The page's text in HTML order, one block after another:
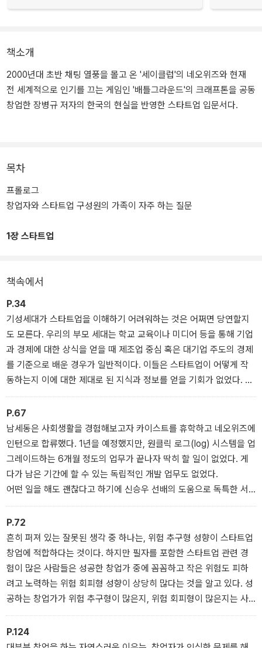
책소개
2000년대 초반 채팅 열풍을 몰고 온 '세이클럽'의 네오위즈와 현재
전 세계적으로 인기를 끄는 게임인 '배틀그라운드'의 크래프톤을 공동
창업한 장병규 저자의 한국의 현실을 반영한 스타트업 입문서다.
금까지 100개 이상의 스타트업에 직·간접적으로 투자했다. 저자가 스
계자를 위해 쓴 책이 바로 <장병규의 스타트업 한국>이다.
목차
프롤로그
창업자와 스타트업 구성원의 가족이 자주 하는 질문
1장 스타트업
책속에서
P.34
기성세대가 스타트업을 이해하기 어려워하는 것은 어쩌면 당연할지
도 모른다. 우리의 부모 세대는 학교 교육이나 미디어 등을 통해 기업
과 경제에 대한 상식을 얻을 때 제조업 중심 혹은 대기업 주도의 경제
를 기준으로 배운 경우가 일반적이다. 이들은 스타트업이 어떻게 작
동하는지 이에 대한 제대로 된 지식과 정보를 얻을 기회가 없었다. 그
렇기에 스타트업에 대한 이야기를 들으면 비상식적으로 느껴지는 것
P.67
남세동은 사회생활을 경험해보고자 카이스트를 휴학하고 네오위즈에
인턴으로 합류했다. 1년을 예정했지만, 원클릭 로그(log) 시스템을 업
그레이드하는 6개월 정도의 업무가 끝나자 딱히 할 일이 없었다. 게
다가 남은 기간에 할 수 있는 독립적인 개발 업무도 없었다.
어떤 일을 해도 괜찮다고 하기에 신승우 선배의 도움으로 독특한 서
버 구조를 가진 웹 기반의 채팅 서비스를 만들기 시작했다.
처음에는 원클릭 채팅으로 명명된 해당 서비스가 훗날 세이클럽이 될
것이라고는, 독특한 비즈니스 모델을 전 세계 최초로 탄생시킬 것이
라고는 누구도 상상하지 못했다. 개발과 서비스가 즐거웠을 뿐이었
다. - <STARTUP STORY | 네오위즈> 중에서
P.72
흔히 퍼져 있는 잘못된 생각 중 하나는, 위험 추구형 성향이 스타트업
창업에 적합하다는 것이다. 하지만 필자를 포함한 스타트업 관련 경
험이 많은 사람들은 성공한 창업가 중에 꼼꼼하고 작은 위험도 피하
려고 노력하는 위험 회피형 성향이 상당히 많다는 것을 알고 있다. 성
공하는 창업가가 위험 추구형이 많은지, 위험 회피형이 많은지는 사
실 중요하지 않을 수 있다. 오히려 스타트업을 창업해서 성공하는 사
람들의 유형이 다양하다고 보는 것이 바람직하다. 각자의 방식으로
승부하는 것이다. - <나와 스타트업> 중에서
P.124